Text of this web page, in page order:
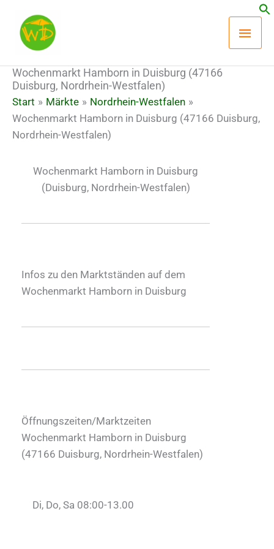
Inhalt
springen
Wochenmarkt Hamborn in Duisburg (47166
Duisburg, Nordrhein-Westfalen)
Start Märkte
Nordrhein-Westfalen
Wochenmarkt Hamborn in Duisburg (47166 Duisburg,
Nordrhein-Westfalen)
Wochenmarkt Hamborn in Duisburg
(Duisburg, Nordrhein-Westfalen)
Infos zu den Marktständen auf dem
Wochenmarkt Hamborn in Duisburg
Öffnungszeiten/Marktzeiten
Wochenmarkt Hamborn in Duisburg
(47166 Duisburg, Nordrhein-Westfalen)
Di, Do, Sa 08:00-13.00